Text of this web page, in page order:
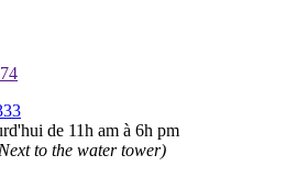
de 11h am à 6h pm
to the water tower)